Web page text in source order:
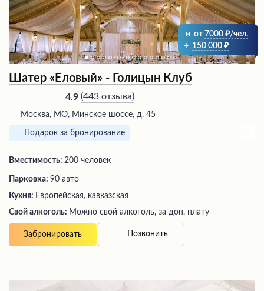
и от 7000
/чел.
+ 150 000
Шатер «Еловый» - Голицын Клуб
4.9 (443 отзыва)
Москва, МО, Минское шоссе, д. 45
Подарок за бронирование
Вместимость: 200 человек
Парковка: 90 авто
Кухня: Европейская, кавказская
Свой алкоголь: Можно свой алкоголь, за доп. плату
Забронировать Позвонить